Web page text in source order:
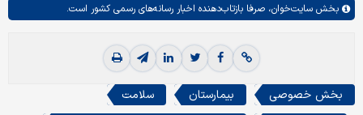
بخش سایت‌خوان، صرفا بازتاب‌دهنده اخبار رسانه‌های رسمی کشور است.
بخش خصوصی بیمارستان
سلامت